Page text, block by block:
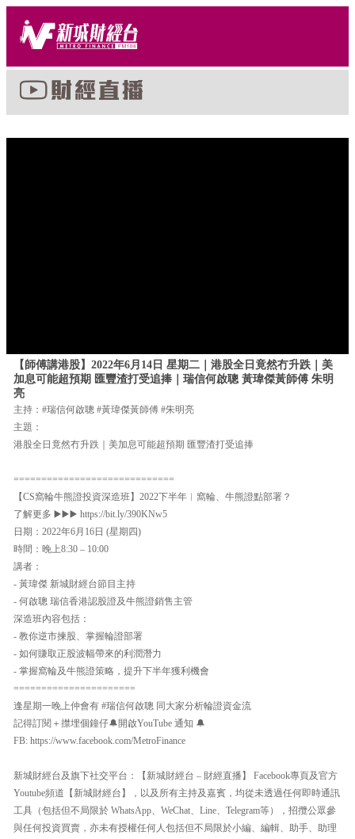
【師傅講港股】2022年6月14日 星期二｜港股全日竟然冇升跌｜美
加息可能超預期 匯豐渣打受追捧｜瑞信何啟聰 黃瑋傑黃師傅 朱明
亮
主持：#瑞信何啟聰 #黃瑋傑黃師傅 #朱明亮
主題：
港股全日竟然冇升跌｜美加息可能超預期 匯豐渣打受追捧
=============================
【CS窩輪牛熊證投資深造班】2022下半年︱窩輪、牛熊證點部署？
了解更多 ▶️▶️▶️ https://bit.ly/390KNw5
日期：2022年6月16日 (星期四)
時間：晚上8:30 – 10:00
講者：
- 黃瑋傑 新城財經台節目主持
- 何啟聰 瑞信香港認股證及牛熊證銷售主管
深造班內容包括：
- 教你逆市揀股、掌握輪證部署
- 如何賺取正股波幅帶來的利潤潛力
- 掌握窩輪及牛熊證策略，提升下半年獲利機會
======================
逢星期一晚上仲會有 #瑞信何啟聰 同大家分析輪證資金流
記得訂閱＋㩒埋個鐘仔🔔開啟YouTube 通知 🔔
FB: https://www.facebook.com/MetroFinance
新城財經台及旗下社交平台：【新城財經台 – 財經直播】 Facebook專頁及官方
Youtube頻道【新城財經台】，以及所有主持及嘉賓，均從未透過任何即時通訊
工具（包括但不局限於 WhatsApp、WeChat、Line、Telegram等），招攬公眾參
與任何投資買賣，亦未有授權任何人包括但不局限於小編、編輯、助手、助理